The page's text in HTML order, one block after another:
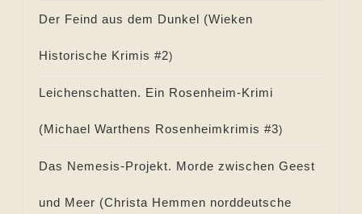
Der Feind aus dem Dunkel (Wieken
Historische Krimis #2)
Leichenschatten. Ein Rosenheim-Krimi
(Michael Warthens Rosenheimkrimis #3)
Das Nemesis-Projekt. Morde zwischen Geest
und Meer (Christa Hemmen norddeutsche